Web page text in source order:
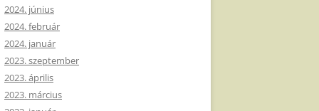
2024. június
2024. február
2024. január
2023. szeptember
2023. április
2023. március